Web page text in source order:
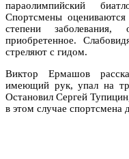
параолимпийский
Спортсмены
степени
приобретенное.
стреляют с гидом.
Виктор Ермашов
имеющий рук, упал на
Остановил Сергей
в этом случае